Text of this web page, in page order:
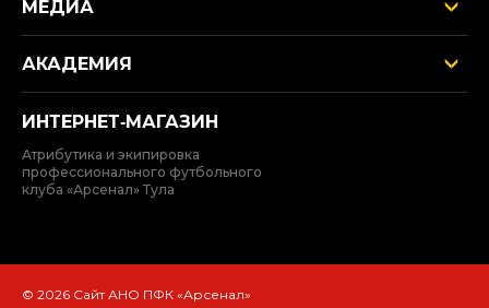
МЕДИА
АКАДЕМИЯ
ИНТЕРНЕТ‑МАГАЗИН
Атрибутика и экипировка
профессионального футбольного
клуба «Арсенал» Тула
© 2026 Сайт АНО ПФК «Арсенал»